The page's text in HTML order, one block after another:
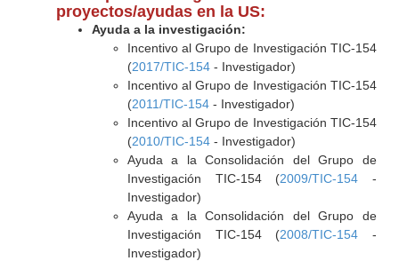
proyectos/ayudas en la US:
Ayuda a la investigación:
Incentivo al Grupo de Investigación TIC-154
(2017/TIC-154- Investigador)
Incentivo al Grupo de Investigación TIC-154
(2011/TIC-154- Investigador)
Incentivo al Grupo de Investigación TIC-154
(2010/TIC-154- Investigador)
Ayuda a la Consolidación del Grupo de
Investigación TIC-154 (2009/TIC-154 -
Investigador)
Ayuda a la Consolidación del Grupo de
Investigación TIC-154 (2008/TIC-154 -
Investigador)